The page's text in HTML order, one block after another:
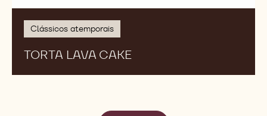
Clássicos atemporais
TORTA LAVA CAKE